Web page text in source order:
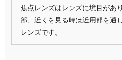
焦点レンズはレンズに境目があ
部、近くを見る時は近用部を通
レンズです。